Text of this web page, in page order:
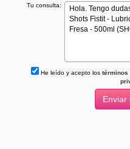
Tu consulta:
He leído y acepto los términos